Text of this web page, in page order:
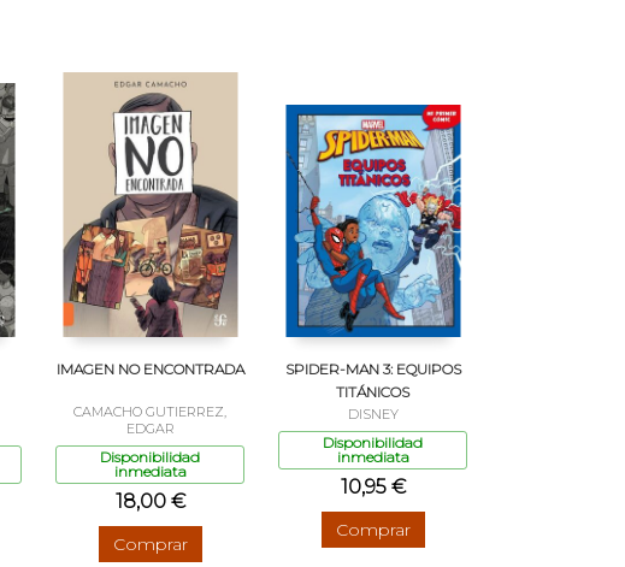
IMAGEN NO ENCONTRADA
CAMACHO GUTIERREZ,
EDGAR
Disponibilidad
inmediata
18,00 €
Comprar
SPIDER-MAN 3: EQUIPOS
TITÁNICOS
DISNEY
Disponibilidad
inmediata
10,95 €
Comprar